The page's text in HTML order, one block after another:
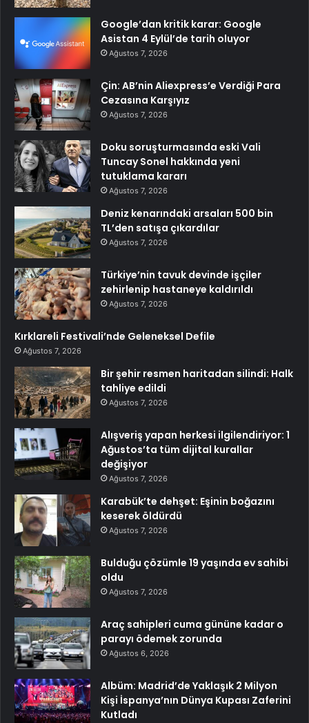
Google’dan kritik karar: Google
Asistan 4 Eylül’de tarih oluyor
Ağustos 7, 2026
Çin: AB’nin Aliexpress’e Verdiği Para
Cezasına Karşıyız
Ağustos 7, 2026
Doku soruşturmasında eski Vali
Tuncay Sonel hakkında yeni
tutuklama kararı
Ağustos 7, 2026
Deniz kenarındaki arsaları 500 bin
TL’den satışa çıkardılar
Ağustos 7, 2026
Türkiye’nin tavuk devinde işçiler
zehirlenip hastaneye kaldırıldı
Ağustos 7, 2026
Kırklareli Festivali’nde Geleneksel Defile
Ağustos 7, 2026
Bir şehir resmen haritadan silindi: Halk
tahliye edildi
Ağustos 7, 2026
Alışveriş yapan herkesi ilgilendiriyor: 1
Ağustos’ta tüm dijital kurallar
değişiyor
Ağustos 7, 2026
Karabük’te dehşet: Eşinin boğazını
keserek öldürdü
Ağustos 7, 2026
Bulduğu çözümle 19 yaşında ev sahibi
oldu
Ağustos 7, 2026
Araç sahipleri cuma gününe kadar o
parayı ödemek zorunda
Ağustos 6, 2026
Albüm: Madrid’de Yaklaşık 2 Milyon
Kişi İspanya’nın Dünya Kupası Zaferini
Kutladı